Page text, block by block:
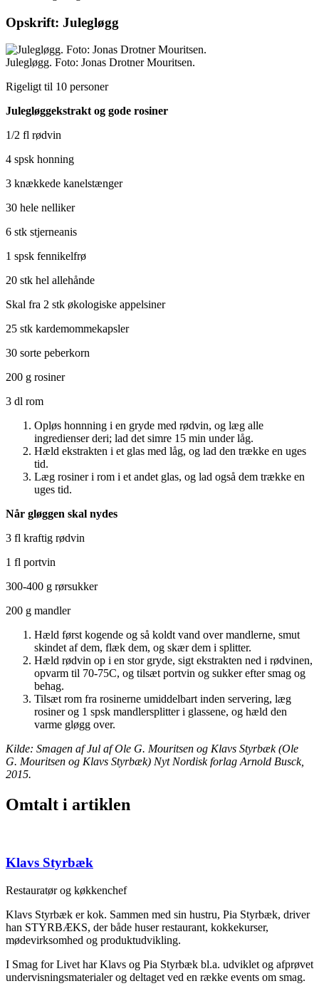
Opskrift: Julegløgg
Julegløgg. Foto: Jonas Drotner Mouritsen.
Rigeligt til 10 personer
Julegløggekstrakt og gode rosiner
1/2 fl rødvin
4 spsk honning
3 knækkede kanelstænger
30 hele nelliker
6 stk stjerneanis
1 spsk fennikelfrø
20 stk hel allehånde
Skal fra 2 stk økologiske appelsiner
25 stk kardemommekapsler
30 sorte peberkorn
200 g rosiner
3 dl rom
Opløs honnning i en gryde med rødvin, og læg alle
ingredienser deri; lad det simre 15 min under låg.
Hæld ekstrakten i et glas med låg, og lad den trække en uges
tid.
Læg rosiner i rom i et andet glas, og lad også dem trække en
uges tid.
Når gløggen skal nydes
3 fl kraftig rødvin
1 fl portvin
300-400 g rørsukker
200 g mandler
Hæld først kogende og så koldt vand over mandlerne, smut
skindet af dem, flæk dem, og skær dem i splitter.
Hæld rødvin op i en stor gryde, sigt ekstrakten ned i rødvinen,
opvarm til 70-75C, og tilsæt portvin og sukker efter smag og
behag.
Tilsæt rom fra rosinerne umiddelbart inden servering, læg
rosiner og 1 spsk mandlersplitter i glassene, og hæld den
varme gløgg over.
Kilde: Smagen af Jul af Ole G. Mouritsen og Klavs Styrbæk (Ole
G. Mouritsen og Klavs Styrbæk) Nyt Nordisk forlag Arnold Busck,
2015.
Omtalt i artiklen
Klavs Styrbæk
Restauratør og køkkenchef
Klavs Styrbæk er kok. Sammen med sin hustru, Pia Styrbæk, driver
han STYRBÆKS, der både huser restaurant, kokkekurser,
mødevirksomhed og produktudvikling.
I Smag for Livet har Klavs og Pia Styrbæk bl.a. udviklet og afprøvet
undervisningsmaterialer og deltaget ved en række events om smag.